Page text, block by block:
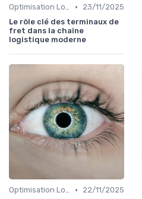
Optimisation Logistique •
23/11/2025
Le rôle clé des terminaux de
fret dans la chaîne
logistique moderne
Optimisation Logistique •
22/11/2025